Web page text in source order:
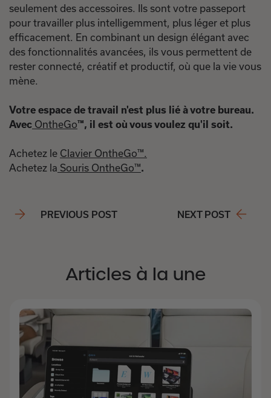
seulement des accessoires. Ils sont votre passeport
pour travailler plus intelligemment, plus léger et plus
efficacement. En combinant un design élégant avec
des fonctionnalités avancées, ils vous permettent de
rester connecté, créatif et productif, où que la vie vous
mène.
Votre espace de travail n'est plus lié à votre bureau.
Avec OntheGo™, il est où vous voulez qu'il soit.
Achetez le Clavier OntheGo™.
Achetez la Souris OntheGo™.
PREVIOUS POST NEXT POST
Articles à la une